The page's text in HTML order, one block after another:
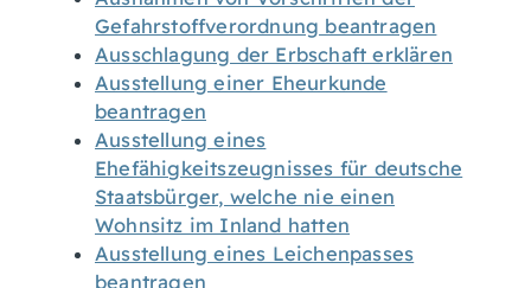
Gefahrstoffverordnung beantragen
Ausschlagung der Erbschaft erklären
Ausstellung einer Eheurkunde
beantragen
Ausstellung eines
Ehefähigkeitszeugnisses für deutsche
Staatsbürger, welche nie einen
Wohnsitz im Inland hatten
Ausstellung eines Leichenpasses
beantragen